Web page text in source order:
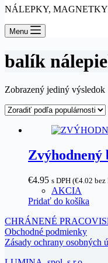
NÁLEPKY,
Menu
balík
Zobrazený jediný výsledok
Zvýhodnený
€4.95 s DPH (€4.02 bez
AKCIA
Pridať do košíka
CHRÁNENÉ
Obchodné podmienky
Zásady ochrany osobných